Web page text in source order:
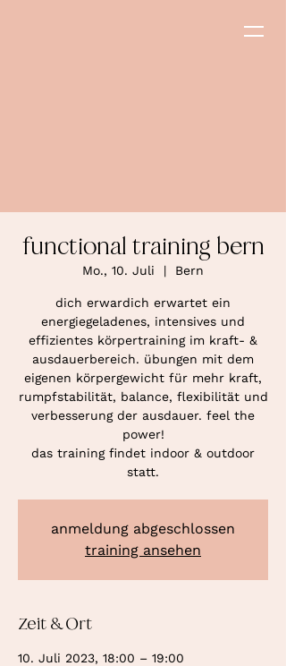
functional training bern
Mo., 10. Juli
  |
Bern
dich erwardich erwartet ein
energiegeladenes, intensives und
effizientes körpertraining im kraft- &
ausdauerbereich. übungen mit dem
eigenen körpergewicht für mehr kraft,
rumpfstabilität, balance, flexibilität und
verbesserung der ausdauer. feel the
power!
das training findet indoor & outdoor
statt.
anmeldung abgeschlossen
training ansehen
Zeit & Ort
10. Juli 2023, 18:00 – 19:00